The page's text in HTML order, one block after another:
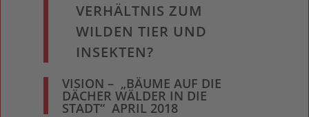
VERHÄLTNIS ZUM
WILDEN TIER UND
INSEKTEN?
VISION – „BÄUME AUF DIE
DÄCHER WÄLDER IN DIE
STADT“ APRIL 2018